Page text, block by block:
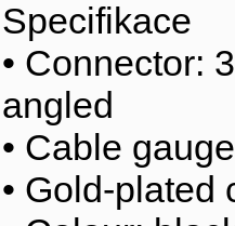
Specifikace
• Connector:
angled
• Cable
• Gold-plated